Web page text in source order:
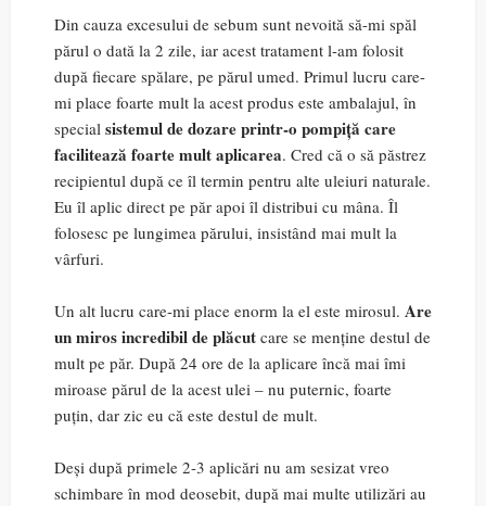
Din cauza excesului de sebum sunt nevoită să-mi spăl
părul o dată la 2 zile, iar acest tratament l-am folosit
după fiecare spălare, pe părul umed. Primul lucru care-
mi place foarte mult la acest produs este ambalajul, în
special sistemul de dozare printr-o pompiță care
facilitează foarte mult aplicarea. Cred că o să păstrez
recipientul după ce îl termin pentru alte uleiuri naturale.
Eu îl aplic direct pe păr apoi îl distribui cu mâna. Îl
folosesc pe lungimea părului, insistând mai mult la
vârfuri.
Un alt lucru care-mi place enorm la el este mirosul. Are
un miros incredibil de plăcut care se menține destul de
mult pe păr. După 24 ore de la aplicare încă mai îmi
miroase părul de la acest ulei – nu puternic, foarte
puțin, dar zic eu că este destul de mult.
Deși după primele 2-3 aplicări nu am sesizat vreo
schimbare în mod deosebit, după mai multe utilizări au